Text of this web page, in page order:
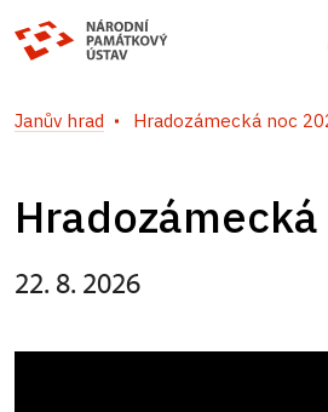
Janův hrad Hradozámecká noc
22. 8. 2026